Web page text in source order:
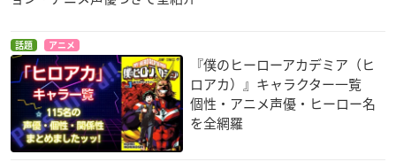
話題 アニメ
『僕のヒーローアカデミア（ヒ
ロアカ）』キャラクター一覧
個性・アニメ声優・ヒーロー名
を全網羅